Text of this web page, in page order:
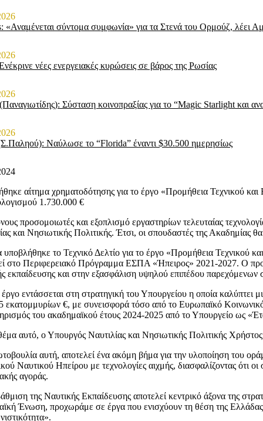
«Αναμένεται σύντομα συμφωνία» για τα Στενά του Ορμούζ, λέει
νέες ενεργειακές κυρώσεις σε βάρος της Ρωσίας
Σύσταση κοινοπραξίας για το “Magic Starlight και
Ναύλωσε το “Florida” έναντι $30.500 ημερησίως
αίτημα χρηματοδότησης για το έργο «Προμήθεια Τεχνικού
1.730.000 €
προσομοιωτές και εξοπλισμό εργαστηρίων τελευταίας
και Νησιωτικής Πολιτικής. Έτσι, οι σπουδαστές της Ακαδημίας
το Τεχνικό Δελτίο για το έργο «Προμήθεια Τεχνικού
στο Περιφερειακό Πρόγραμμα ΕΣΠΑ «Ήπειρος» 2021-2027. Ο
εκπαίδευσης και στην εξασφάλιση υψηλού επιπέδου
εντάσσεται στη στρατηγική του Υπουργείου η οποία
εκατομμυρίων €, με συνεισφορά τόσο από το Ευρωπαϊκό Κοινωνικό
του ακαδημαϊκού έτους 2024-2025 από το Υπουργείο ως
αυτό, ο Υπουργός Ναυτιλίας και Νησιωτικής Πολιτικής
αυτή, αποτελεί ένα ακόμη βήμα για την υλοποίηση του
Ναυτικού Ηπείρου με τεχνολογίες αιχμής, διασφαλίζοντας ότι οι
αγοράς.
της Ναυτικής Εκπαίδευσης αποτελεί κεντρικό άξονα της
Ένωση, προχωράμε σε έργα που ενισχύουν τη θέση της Ελλάδας